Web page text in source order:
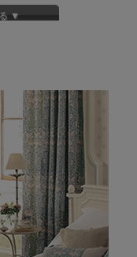
以上、10cm単位での販売
▼